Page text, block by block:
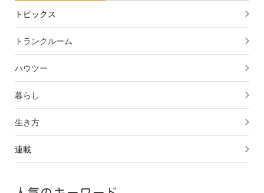
トピックス
トランクルーム
ハウツー
暮らし
生き方
連載